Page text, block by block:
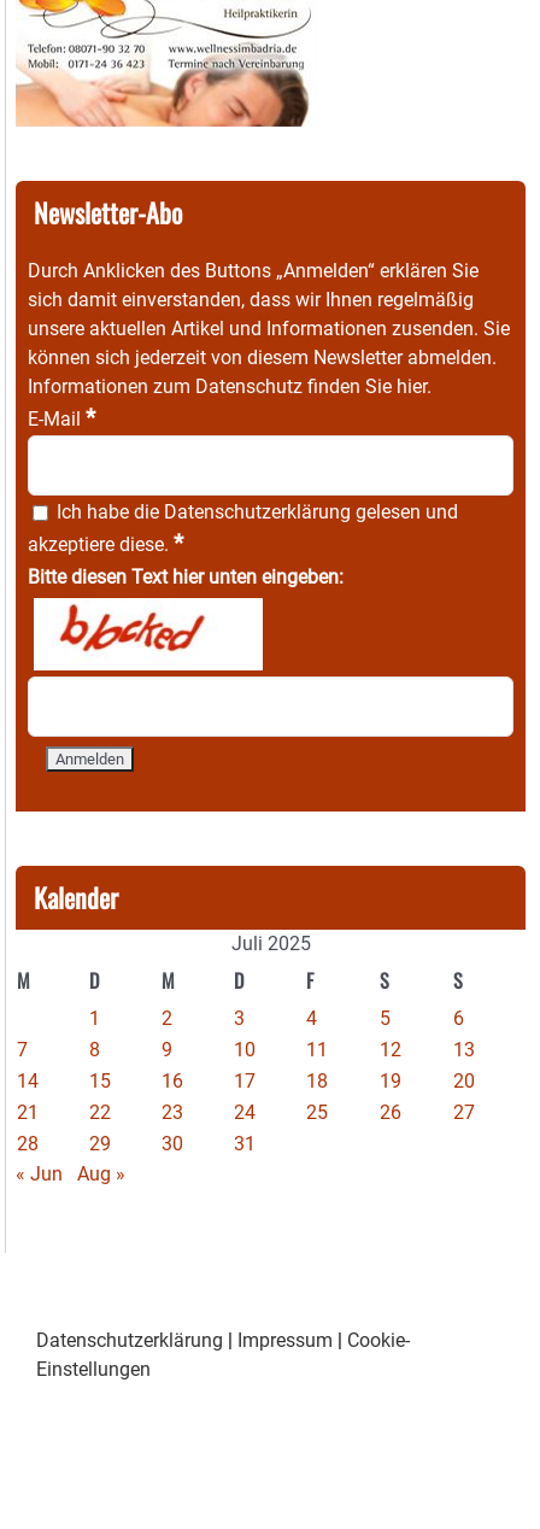
Newsletter-Abo
Durch Anklicken des Buttons „Anmelden“ erklären Sie
sich damit einverstanden, dass wir Ihnen regelmäßig
unsere aktuellen Artikel und Informationen zusenden. Sie
können sich jederzeit von diesem Newsletter abmelden.
Informationen zum Datenschutz finden Sie hier.
E-Mail *
Ich habe die Datenschutzerklärung gelesen und
akzeptiere diese. *
Bitte diesen Text hier unten eingeben:
Kalender
Juli 2025
M D M D F S S
1 2 3 4 5
6
7
8 9 10 11 12
13
14
15 16 17 18 19
20
21
22 23 24 25 26
27
28
29 30
31
« Jun
Aug »
Datenschutzerklärung | Impressum | Cookie-
Einstellungen